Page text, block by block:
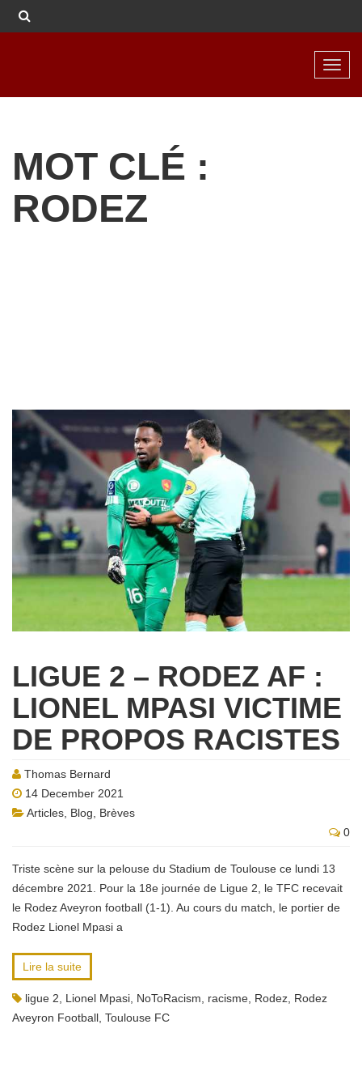
MOT CLÉ :
RODEZ
LIGUE 2 – RODEZ AF :
LIONEL MPASI VICTIME
DE PROPOS RACISTES
Thomas Bernard
14 December 2021
Articles Blog
Brèves
0
Triste scène sur la pelouse du Stadium de Toulouse ce lundi 13
décembre 2021. Pour la 18e journée de Ligue 2, le TFC recevait
le Rodez Aveyron football (1-1). Au cours du match, le portier de
Rodez Lionel Mpasi a
Lire la suite
ligue 2 Lionel Mpasi NoToRacism racisme Rodez Rodez
Aveyron Football Toulouse FC